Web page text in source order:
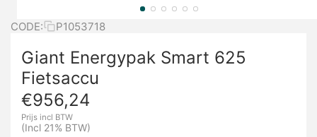
CODE: P1053718
Giant Energypak Smart 625
Fietsaccu
€956,24
Prijs incl BTW
(Incl 21% BTW)